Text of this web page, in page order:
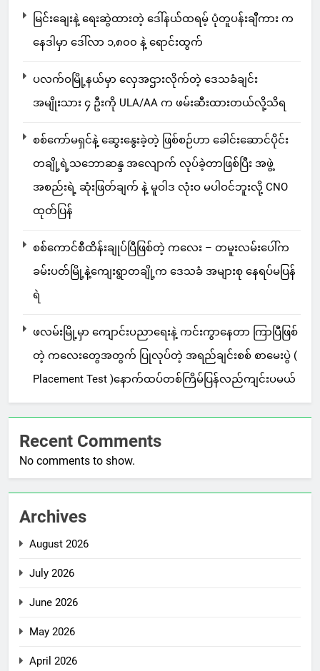
မြင်းချေးနဲ့ ရေးဆွဲထားတဲ့ ဒေါ်နယ်ထရမ့် ပုံတူပန်းချီကား က
နေဒါမှာ ဒေါ်လာ ၁,၈၀၀ နဲ့ ရောင်းထွက်
ပလက်ဝမြို့နယ်မှာ လှေအဌားလိုက်တဲ့ ဒေသခံချင်း
အမျိုးသား ၄ ဦးကို ULA/AA က ဖမ်းဆီးထားတယ်လို့သိရ
စစ်ကော်မရှင်နဲ့ ဆွေးနွေးခဲ့တဲ့ ဖြစ်စဉ်ဟာ ခေါင်းဆောင်ပိုင်း
တချို့ရဲ့သဘောဆန္ဒ အလျောက် လုပ်ခဲ့တာဖြစ်ပြီး အဖွဲ့
အစည်းရဲ့ ဆုံးဖြတ်ချက် နဲ့ မူဝါဒ လုံးဝ မပါဝင်ဘူးလို့ CNO
ထုတ်ပြန်
စစ်ကောင်စီထိန်းချုပ်ပြီဖြစ်တဲ့ ကလေး – တမူးလမ်းပေါ်က
ခမ်းပတ်မြို့နဲ့ကျေးရွာတချို့က ဒေသခံ အများစု နေရပ်မပြန်
ရဲ
ဖလမ်းမြို့မှာ ကျောင်းပညာရေးနဲ့ ကင်းကွာနေတာ ကြာပြီဖြစ်
တဲ့ ကလေးတွေအတွက် ပြုလုပ်တဲ့ အရည်ချင်းစစ် စာမေးပွဲ (
Placement Test )နောက်ထပ်တစ်ကြိမ်ပြန်လည်ကျင်းပမယ်
Recent Comments
No comments to show.
Archives
August 2026
July 2026
June 2026
May 2026
April 2026